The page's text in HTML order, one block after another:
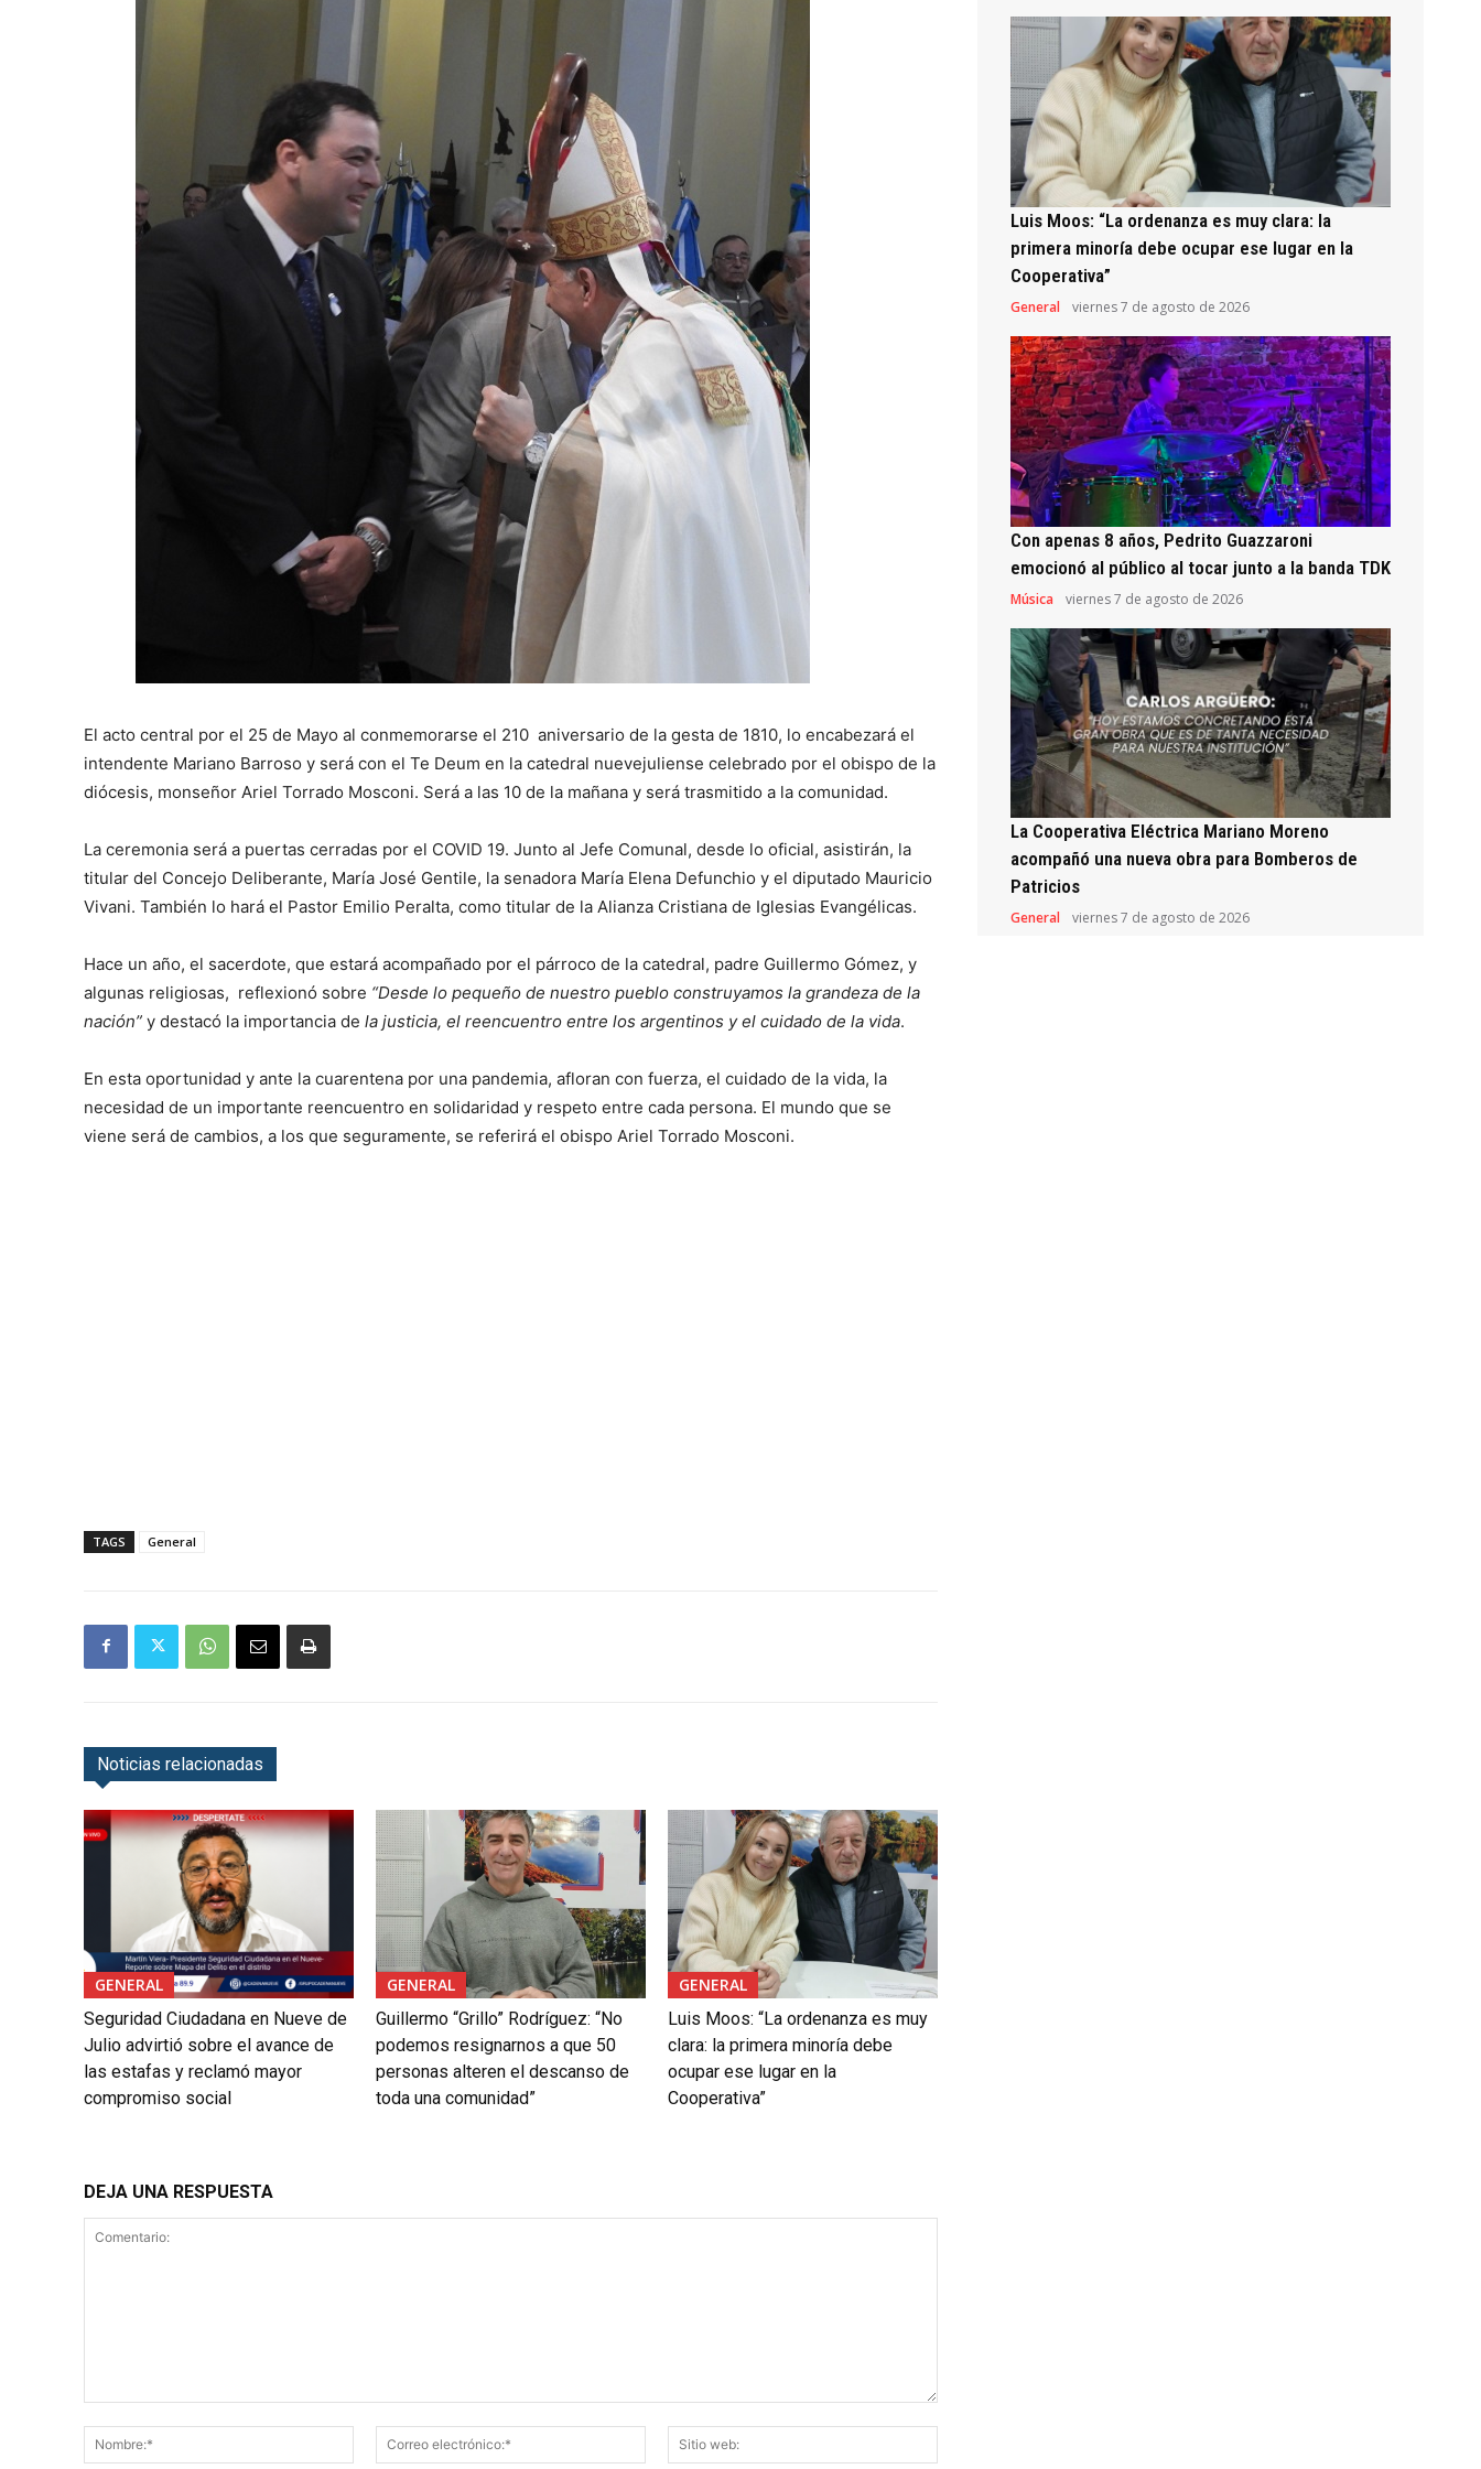
El acto central por el 25 de Mayo al conmemorarse el 210 aniversario de la gesta de 1810, lo encabezará el
intendente Mariano Barroso y será con el Te Deum en la catedral nuevejuliense celebrado por el obispo de la
diócesis, monseñor Ariel Torrado Mosconi. Será a las 10 de la mañana y será trasmitido a la comunidad.
La ceremonia será a puertas cerradas por el COVID 19. Junto al Jefe Comunal, desde lo oficial, asistirán, la
titular del Concejo Deliberante, María José Gentile, la senadora María Elena Defunchio y el diputado Mauricio
Vivani. También lo hará el Pastor Emilio Peralta, como titular de la Alianza Cristiana de Iglesias Evangélicas.
Hace un año, el sacerdote, que estará acompañado por el párroco de la catedral, padre Guillermo Gómez, y
algunas religiosas, reflexionó sobre “Desde lo pequeño de nuestro pueblo construyamos la grandeza de la
nación” y destacó la importancia de la justicia, el reencuentro entre los argentinos y el cuidado de la vida.
En esta oportunidad y ante la cuarentena por una pandemia, afloran con fuerza, el cuidado de la vida, la
necesidad de un importante reencuentro en solidaridad y respeto entre cada persona. El mundo que se
viene será de cambios, a los que seguramente, se referirá el obispo Ariel Torrado Mosconi.
TAGS General
Noticias relacionadas
GENERAL
Seguridad Ciudadana en Nueve de
Julio advirtió sobre el avance de
las estafas y reclamó mayor
compromiso social
GENERAL
Guillermo “Grillo” Rodríguez: “No
podemos resignarnos a que 50
personas alteren el descanso de
toda una comunidad”
GENERAL
Luis Moos: “La ordenanza es muy
clara: la primera minoría debe
ocupar ese lugar en la
Cooperativa”
DEJA UNA RESPUESTA
Nombre:*
Correo
electrónico:*
web:
Luis Moos: “La ordenanza es muy clara: la
primera minoría debe ocupar ese lugar en la
Cooperativa”
General viernes 7 de agosto de 2026
Con apenas 8 años, Pedrito Guazzaroni
emocionó al público al tocar junto a la banda TDK
Música viernes 7 de agosto de 2026
La Cooperativa Eléctrica Mariano Moreno
acompañó una nueva obra para Bomberos de
Patricios
General viernes 7 de agosto de 2026